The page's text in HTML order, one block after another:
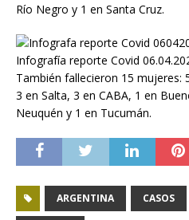
Río Negro y 1 en Santa Cruz.
Infografía reporte Covid
También fallecieron 15 mujeres:
3 en Salta, 3 en CABA, 1 en
Neuquén y 1 en Tucumán.
ARGENTINA CASOS